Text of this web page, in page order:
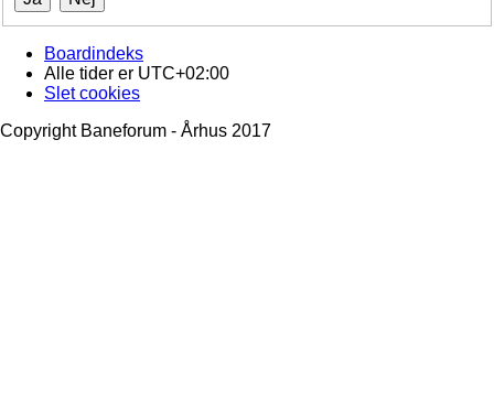
Boardindeks
Alle tider er UTC+02:00
Slet cookies
Copyright Baneforum - Århus 2017